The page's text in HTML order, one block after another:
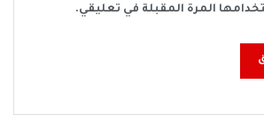
المرة المقبلة في تعليقي.